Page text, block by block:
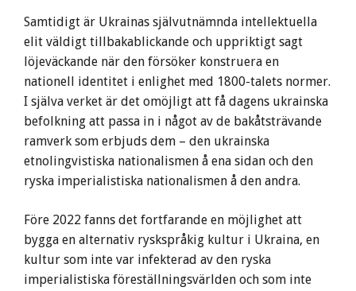
Samtidigt är Ukrainas självutnämnda intellektuella
elit väldigt tillbakablickande och uppriktigt sagt
löjeväckande när den försöker konstruera en
nationell identitet i enlighet med 1800-talets normer.
I själva verket är det omöjligt att få dagens ukrainska
befolkning att passa in i något av de bakåtsträvande
ramverk som erbjuds dem – den ukrainska
etnolingvistiska nationalismen å ena sidan och den
ryska imperialistiska nationalismen å den andra.
Före 2022 fanns det fortfarande en möjlighet att
bygga en alternativ ryskspråkig kultur i Ukraina, en
kultur som inte var infekterad av den ryska
imperialistiska föreställningsvärlden och som inte